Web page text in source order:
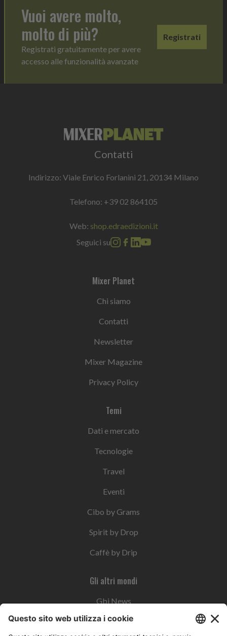
Vuoi avere molto,
molto di più?
Registrati gratuitamente per avere
accesso alle funzionalità avanzate
Registrati
Contatti
Indirizzo: Viale Enrico Forlanini 21, 20134 Milano
Telefono: +39 02 864105
Web: shop.edraedizioni.it
Seguici su
Mixer Planet
Chi siamo
Contatti
Newsletter
Mixer Magazine
Privacy Policy
Temi
Dati e mercato
Tecnologie
Travel
Eventi
Cibo by Grams
Spirit by Drop
Caffè by Drip
Gli altri mondi
Gbi News
Instoremag